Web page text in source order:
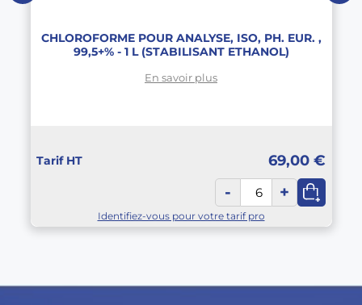
CHLOROFORME POUR ANALYSE, ISO, PH. EUR. ,
99,5+% - 1 L (STABILISANT ETHANOL)
En savoir plus
Tarif HT 69,00 €
- +
Identifiez-vous pour votre tarif pro